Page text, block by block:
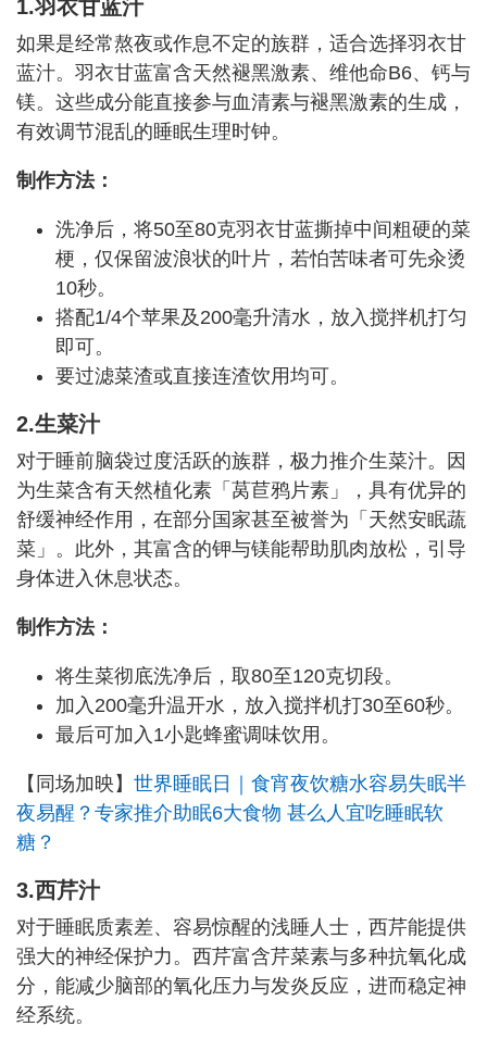
1.羽衣甘蓝汁
如果是经常熬夜或作息不定的族群，适合选择羽衣甘
蓝汁。羽衣甘蓝富含天然褪黑激素、维他命B6、钙与
镁。这些成分能直接参与血清素与褪黑激素的生成，
有效调节混乱的睡眠生理时钟。
制作方法：
洗净后，将50至80克羽衣甘蓝撕掉中间粗硬的菜
梗，仅保留波浪状的叶片，若怕苦味者可先汆烫
10秒。
搭配1/4个苹果及200毫升清水，放入搅拌机打匀
即可。
要过滤菜渣或直接连渣饮用均可。
2.生菜汁
对于睡前脑袋过度活跃的族群，极力推介生菜汁。因
为生菜含有天然植化素「莴苣鸦片素」，具有优异的
舒缓神经作用，在部分国家甚至被誉为「天然安眠蔬
菜」。此外，其富含的钾与镁能帮助肌肉放松，引导
身体进入休息状态。
制作方法：
将生菜彻底洗净后，取80至120克切段。
加入200毫升温开水，放入搅拌机打30至60秒。
最后可加入1小匙蜂蜜调味饮用。
【同场加映】 世界睡眠日｜食宵夜饮糖水容易失眠半
夜易醒？专家推介助眠6大食物 甚么人宜吃睡眠软
糖？
3.西芹汁
对于睡眠质素差、容易惊醒的浅睡人士，西芹能提供
强大的神经保护力。西芹富含芹菜素与多种抗氧化成
分，能减少脑部的氧化压力与发炎反应，进而稳定神
经系统。